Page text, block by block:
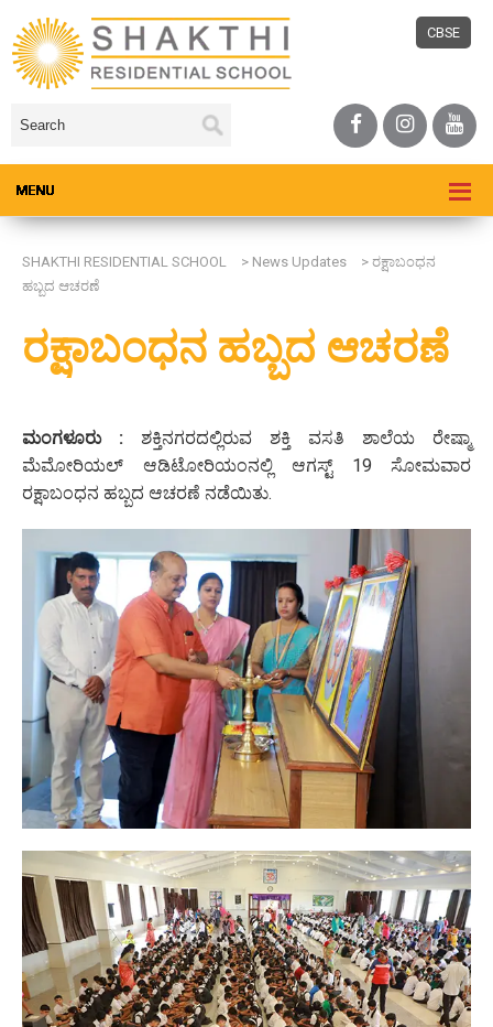
CBSE
SHAKTHI RESIDENTIAL SCHOOL > News Updates > ರಕ್ಷಾಬಂಧನ
ಹಬ್ಬದ ಆಚರಣೆ
ರಕ್ಷಾಬಂಧನ ಹಬ್ಬದ ಆಚರಣೆ
ಮಂಗಳೂರು : ಶಕ್ತಿನಗರದಲ್ಲಿರುವ ಶಕ್ತಿ ವಸತಿ ಶಾಲೆಯ ರೇಷ್ಮಾ
ಮೆಮೋರಿಯಲ್ ಆಡಿಟೋರಿಯಂನಲ್ಲಿ ಆಗಸ್ಟ್ 19 ಸೋಮವಾರ
ರಕ್ಷಾಬಂಧನ ಹಬ್ಬದ ಆಚರಣೆ ನಡೆಯಿತು.